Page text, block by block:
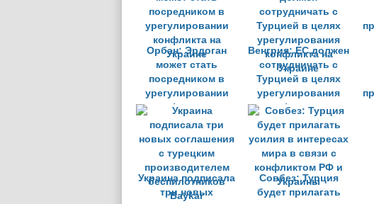
Орбан: Эрдоган
может стать
посредником в
урегулировании
конфликта на
Украине
Венгрия: ЕС должен
сотрудничать с
Турцией в целях
урегулирования
конфликта на
Украине
Украина подписала
три новых
Совбез: Турция
будет прилагать